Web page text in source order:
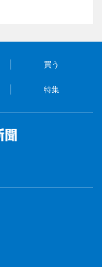
買う
特集